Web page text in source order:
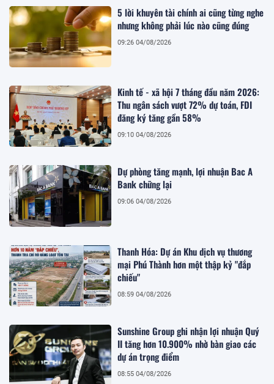
5 lời khuyên tài chính ai cũng từng nghe
nhưng không phải lúc nào cũng đúng
09:26 04/08/2026
Kinh tế - xã hội 7 tháng đầu năm 2026:
Thu ngân sách vượt 72% dự toán, FDI
đăng ký tăng gần 58%
09:10 04/08/2026
Dự phòng tăng mạnh, lợi nhuận Bac A
Bank chững lại
09:06 04/08/2026
Thanh Hóa: Dự án Khu dịch vụ thương
mại Phú Thành hơn một thập kỷ "đắp
chiếu"
08:59 04/08/2026
Sunshine Group ghi nhận lợi nhuận Quý
II tăng hơn 10.900% nhờ bàn giao các
dự án trọng điểm
08:55 04/08/2026